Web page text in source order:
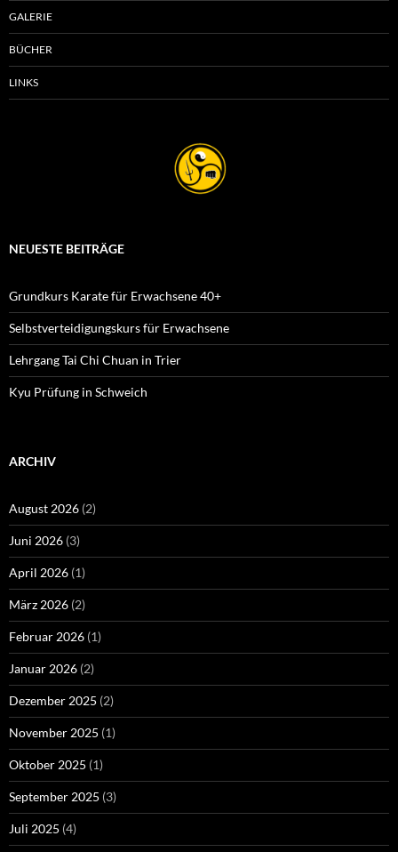
GALERIE
BÜCHER
LINKS
NEUESTE BEITRÄGE
Grundkurs Karate für Erwachsene 40+
Selbstverteidigungskurs für Erwachsene
Lehrgang Tai Chi Chuan in Trier
Kyu Prüfung in Schweich
ARCHIV
August 2026 (2)
Juni 2026 (3)
April 2026 (1)
März 2026 (2)
Februar 2026 (1)
Januar 2026 (2)
Dezember 2025 (2)
November 2025 (1)
Oktober 2025 (1)
September 2025 (3)
Juli 2025 (4)